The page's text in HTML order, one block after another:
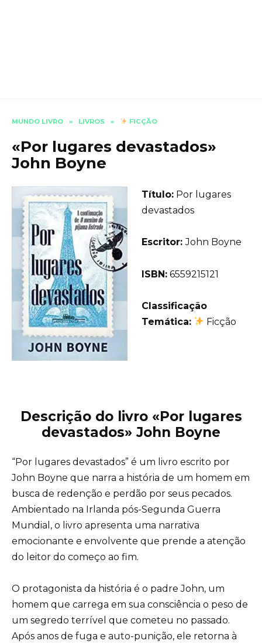
MUNDO LIVRO » LIVROS » FICÇÃO
«Por lugares devastados»
John Boyne
Título: Por lugares
devastados
Еscritor:John Boyne
ISBN: 6559215121
Classificação
Temática:
Ficção
Descrição do livro «Por lugares
devastados» John Boyne
“Por lugares devastados” é um livro escrito por
John Boyne que narra a história de um homem em
busca de redenção e perdão por seus pecados.
Ambientado na Irlanda pós-Segunda Guerra
Mundial, o livro apresenta uma narrativa
emocionante e envolvente que prende a atenção
do leitor do começo ao fim.
O protagonista da história é o padre John, um
homem que carrega em sua consciência o peso de
um segredo terrível que cometeu no passado.
Após anos de fuga e auto-punição, ele retorna à